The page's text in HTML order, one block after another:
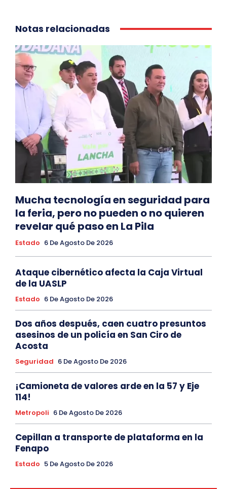
Notas relacionadas
Mucha tecnología en seguridad para
la feria, pero no pueden o no quieren
revelar qué paso en La Pila
Estado 6 De Agosto De 2026
Ataque cibernético afecta la Caja Virtual
de la UASLP
Estado 6 De Agosto De 2026
Dos años después, caen cuatro presuntos
asesinos de un policía en San Ciro de
Acosta
Seguridad 6 De Agosto De 2026
¡Camioneta de valores arde en la 57 y Eje
114!
Metropoli 6 De Agosto De 2026
Cepillan a transporte de plataforma en la
Fenapo
Estado 5 De Agosto De 2026